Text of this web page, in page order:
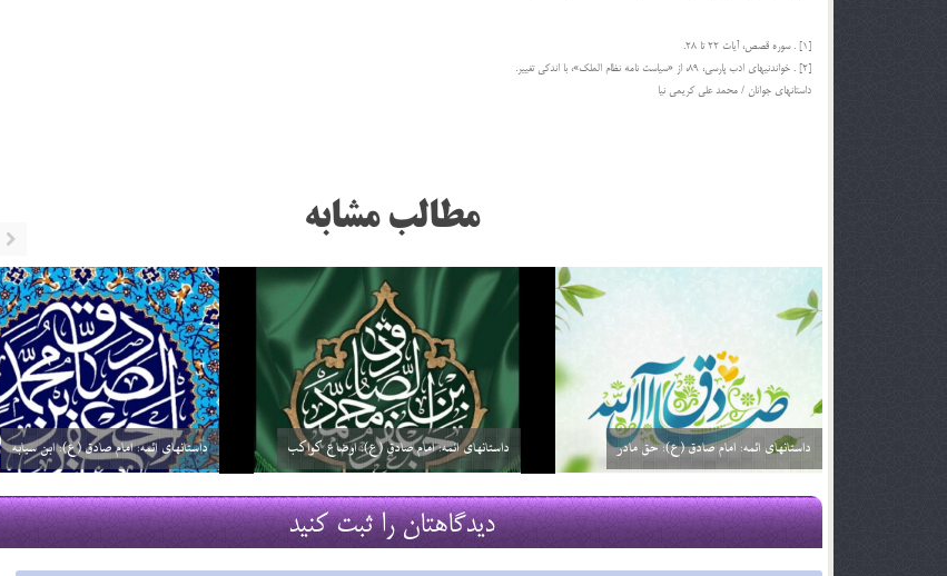
[1] . سوره قصص، آيات 22 تا 28.
[2] . خواندنيهاي ادب پارسي، 89، از «سياست نامه نظام الملك»، با اندكي تغيير.
داستانهاي جوانان / محمد علي کريمي نيا
مطالب مشابه
داستانهای ائمه: امام صادق (ع): خیارفروش
29 اسفند 03
داستان های ائمه: امام صادق (ع): گره گشائی
29 اسفند 03
داستانهای ائمه: امام صادق (ع): توحید
21 مرداد 03
دیدگاهتان را ثبت کنید